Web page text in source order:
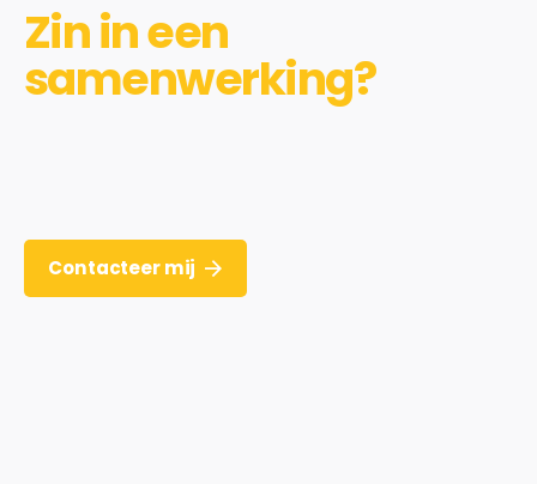
Zin in een
samenwerking?
Contacteer mij